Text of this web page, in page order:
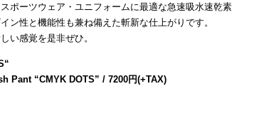
ポーツウェア・ユニフォームに最適な急速吸水速乾素
ン性と機能性も兼ね備えた斬新な仕上がりです。
い感覚を是非ぜひ。
“
Pant “CMYK DOTS” / 7200円(+TAX)